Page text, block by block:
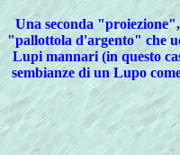
Una seconda
"pallottola d'argento" che
Lupi mannari (in questo
sembianze di un Lupo